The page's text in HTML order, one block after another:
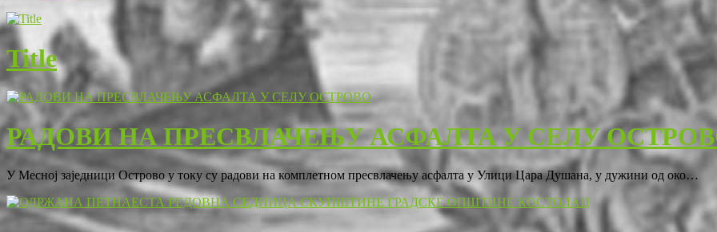
Title
РАДОВИ НА ПРЕСВЛАЧЕЊУ АСФАЛТА У СЕЛУ
У Месној заједници Острово у току су радови на комплетном пресвлачењу асфалта у Улици Цара Душана, у дужини од око…